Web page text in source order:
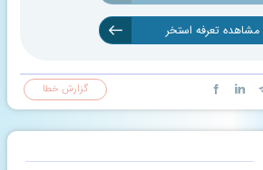
مشاهده تعرفه استخر
گزارش خطا